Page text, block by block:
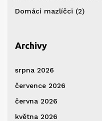
Domácí mazlíčci (2)
Archivy
srpna 2026
července 2026
června 2026
května 2026